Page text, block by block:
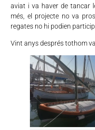
aviat i va haver de tancar
més, el projecte no va
regates no hi podien
Vint anys després tothom